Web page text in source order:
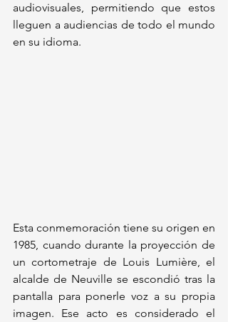
audiovisuales, permitiendo que estos
lleguen a audiencias de todo el mundo
en su idioma.
Esta conmemoración tiene su origen en
1985, cuando durante la proyección de
un cortometraje de Louis Lumière, el
alcalde de Neuville se escondió tras la
pantalla para ponerle voz a su propia
imagen. Ese acto es considerado el